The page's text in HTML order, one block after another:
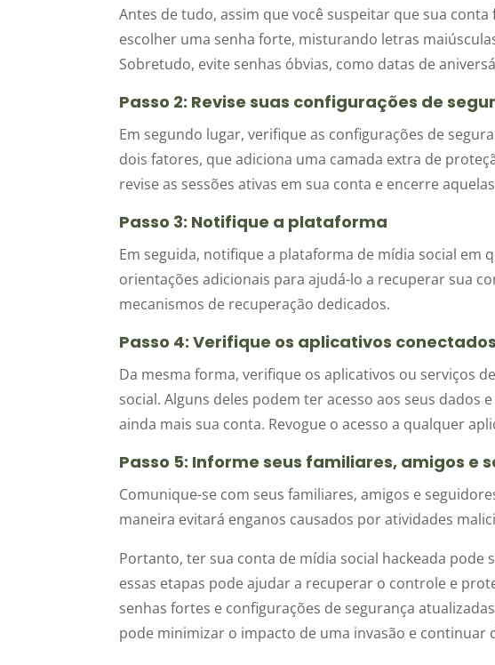
Antes de tudo, assim que você suspeitar que sua
escolher uma senha forte, misturando letras
Sobretudo, evite senhas óbvias, como datas de
Passo 2: Revise suas configurações de
Em segundo lugar, verifique as configurações de
dois fatores, que adiciona uma camada extra de
revise as sessões ativas em sua conta e encerre
Passo 3: Notifique a plataforma
Em seguida, notifique a plataforma de mídia social em
orientações adicionais para ajudá-lo a recuperar sua
mecanismos de recuperação dedicados.
Passo 4: Verifique os aplicativos conectados
Da mesma forma, verifique os aplicativos ou serviços
social. Alguns deles podem ter acesso aos seus
ainda mais sua conta. Revogue o acesso a qualquer
Passo 5: Informe seus familiares, amigos e
Comunique-se com seus familiares, amigos e
maneira evitará enganos causados por atividades
Portanto, ter sua conta de mídia social hackeada
essas etapas pode ajudar a recuperar o controle e
senhas fortes e configurações de segurança
pode minimizar o impacto de uma invasão e